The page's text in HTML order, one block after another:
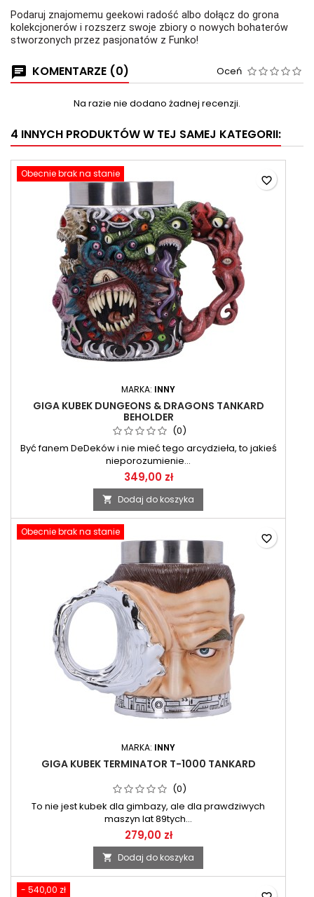
Podaruj znajomemu geekowi radość albo dołącz do grona
kolekcjonerów i rozszerz swoje zbiory o nowych bohaterów
stworzonych przez pasjonatów z Funko!
KOMENTARZE (0) Oceń
Na razie nie dodano żadnej recenzji.
4 INNYCH PRODUKTÓW W TEJ SAMEJ KATEGORII:
Obecnie brak na stanie
MARKA: INNY
GIGA KUBEK DUNGEONS & DRAGONS TANKARD
BEHOLDER
(0)
Być fanem DeDeków i nie mieć tego arcydzieła, to jakieś
nieporozumienie...
349,00 zł
 Dodaj do koszyka
favorite_border
Obecnie brak na stanie
MARKA: INNY
GIGA KUBEK TERMINATOR T-1000 TANKARD
(0)
To nie jest kubek dla gimbazy, ale dla prawdziwych
maszyn lat 89tych...
279,00 zł
 Dodaj do koszyka
favorite_border
- 540,00 zł